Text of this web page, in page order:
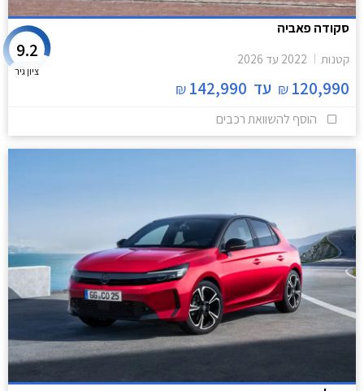
סקודה פאביה
קטנות 2022 עד 2026
120,990
₪ עד 142,990
₪
9.2
ציון גיר
הוסף להשוואת רכבים